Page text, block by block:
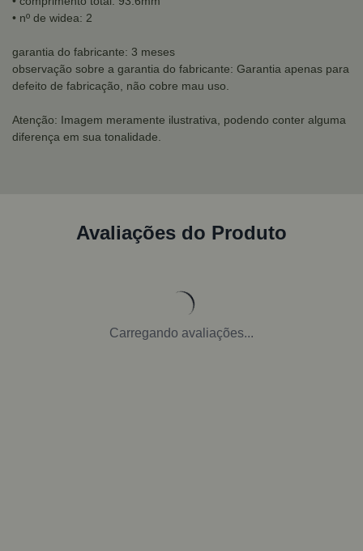
• nº de widea: 2
garantia do fabricante: 3 meses
observação sobre a garantia do fabricante: Garantia apenas para
defeito de fabricação, não cobre mau uso.
Atenção: Imagem meramente ilustrativa, podendo conter alguma
diferença em sua tonalidade.
Avaliações do Produto
Carregando avaliações...